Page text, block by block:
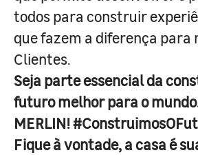
todos para construir
que fazem a diferença para
Clientes.
Seja parte essencial da
futuro melhor para o mundo.
MERLIN!
Fique à vontade, a casa é